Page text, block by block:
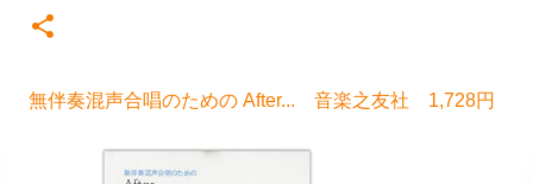
無伴奏混声合唱のための After... 音楽之友社 1,728円